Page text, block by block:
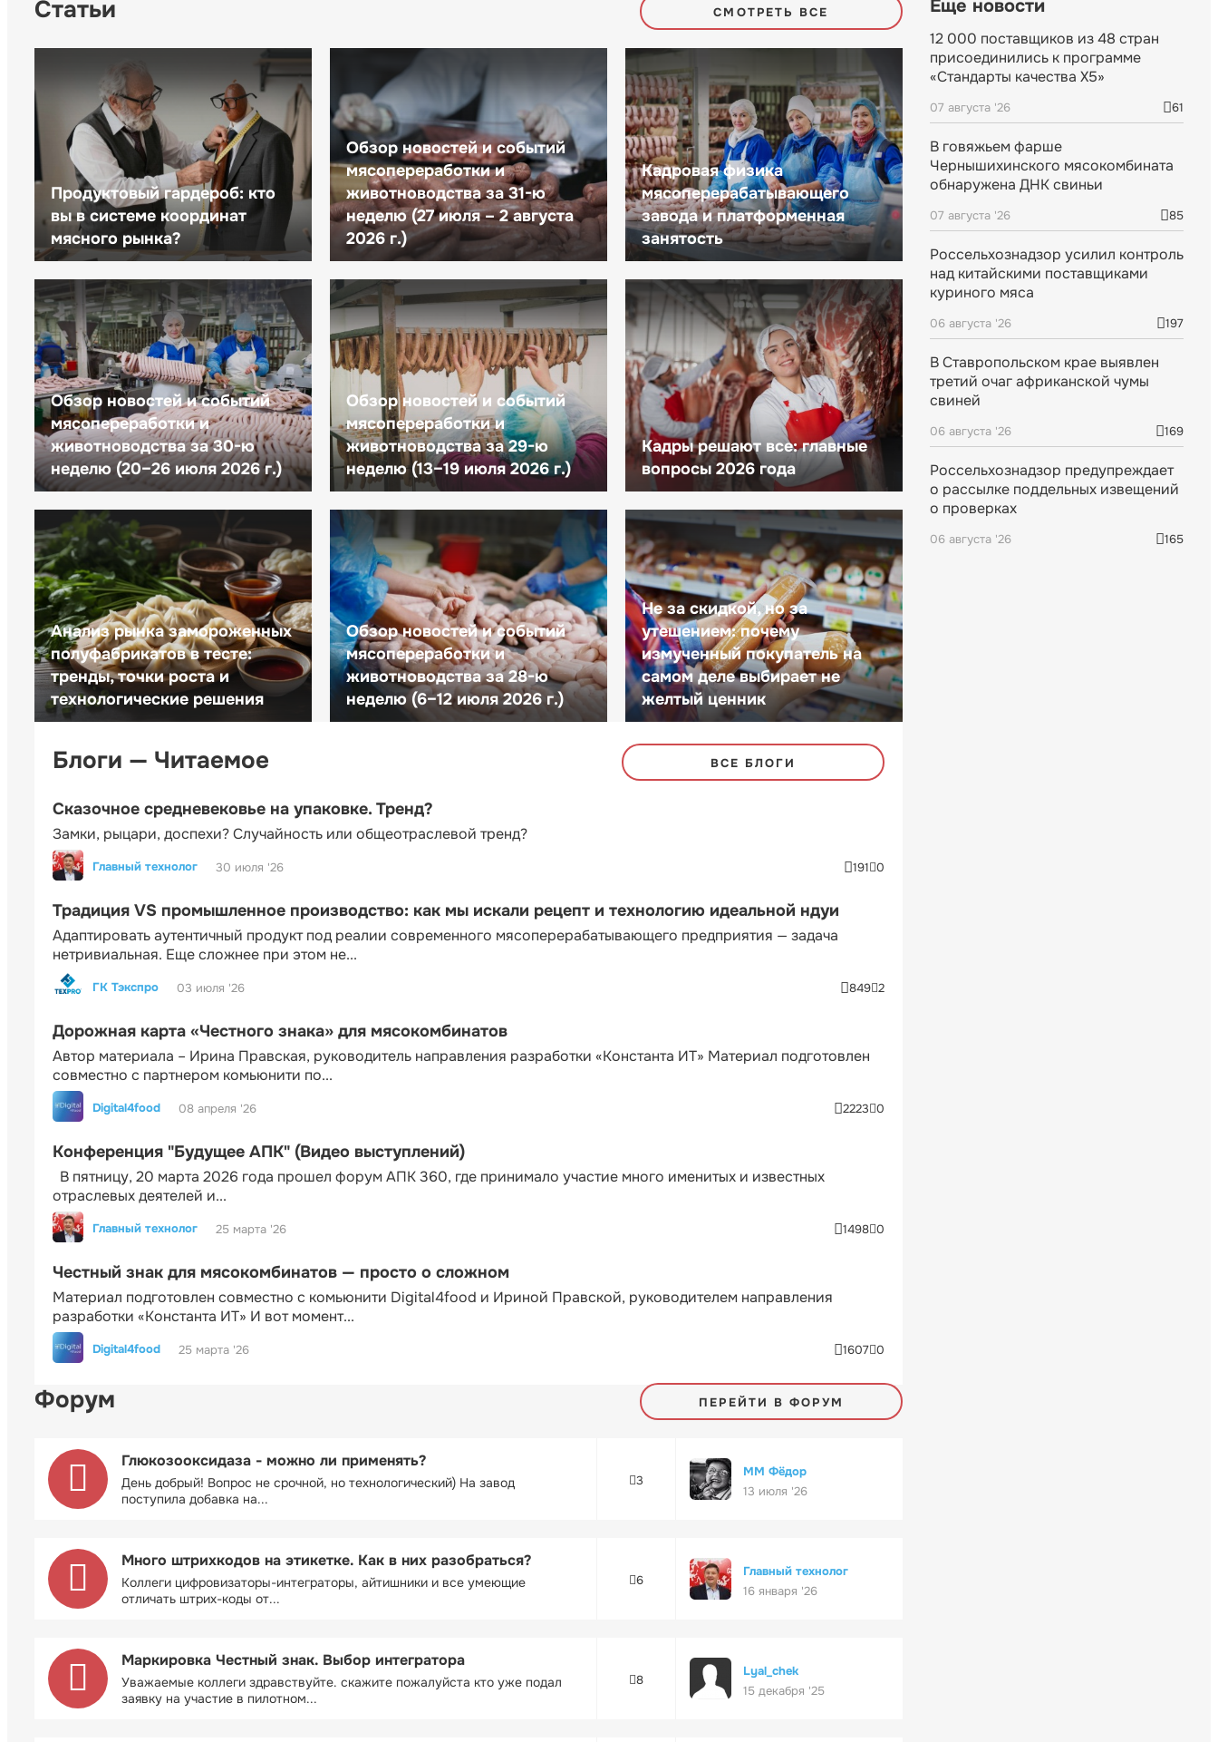
Статьи СМОТРЕТЬ ВСЕ
Продуктовый гардероб: кто
вы в системе координат
мясного рынка?
Обзор новостей и событий
мясопереработки и
животноводства за 31-ю
неделю (27 июля – 2 августа
2026 г.)
Кадровая физика
мясоперерабатывающего
завода и платформенная
занятость
Обзор новостей и событий
мясопереработки и
животноводства за 30-ю
неделю (20–26 июля 2026 г.)
Обзор новостей и событий
мясопереработки и
животноводства за 29-ю
неделю (13–19 июля 2026 г.)
Кадры решают все: главные
вопросы 2026 года
Анализ рынка замороженных
полуфабрикатов в тесте:
тренды, точки роста и
технологические решения
Обзор новостей и событий
мясопереработки и
животноводства за 28-ю
неделю (6–12 июля 2026 г.)
Не за скидкой, но за
утешением: почему
измученный покупатель на
самом деле выбирает не
желтый ценник
Блоги — Читаемое ВСЕ БЛОГИ
Сказочное средневековье на упаковке. Тренд?
Замки, рыцари, доспехи? Случайность или общеотраслевой тренд?
Главный технолог 30 июля '26 191 0
Традиция VS промышленное производство: как мы искали рецепт и технологию идеальной ндуи
Адаптировать аутентичный продукт под реалии современного мясоперерабатывающего предприятия — задача
нетривиальная. Еще сложнее при этом не...
ГК Тэкспро 03 июля '26 849 2
Дорожная карта «Честного знака» для мясокомбинатов
Автор материала – Ирина Правская, руководитель направления разработки «Константа ИТ» Материал подготовлен
совместно с партнером комьюнити по...
Digital4food 08 апреля '26 2223 0
Конференция "Будущее АПК" (Видео выступлений)
В пятницу, 20 марта 2026 года прошел форум АПК 360, где принимало участие много именитых и известных
отраслевых деятелей и...
Главный технолог 25 марта '26 1498 0
Честный знак для мясокомбинатов — просто о сложном
Материал подготовлен совместно с комьюнити Digital4food и Ириной Правской, руководителем направления
разработки «Константа ИТ» И вот момент...
Digital4food 25 марта '26 1607 0
Форум ПЕРЕЙТИ В ФОРУМ
Глюкозооксидаза - можно ли применять?
День добрый! Вопрос не срочной, но технологический) На завод
поступила добавка на...
3
ММ Фёдор
13 июля '26
Много штрихкодов на этикетке. Как в них разобраться?
Коллеги цифровизаторы-интеграторы, айтишники и все умеющие
отличать штрих-коды от...
6
Главный технолог
16 января '26
Маркировка Честный знак. Выбор интегратора
Уважаемые коллеги здравствуйте. скажите пожалуйста кто уже подал
заявку на участие в пилотном...
8
Lyal_chek
15 декабря '25
Еще новости
12 000 поставщиков из 48 стран
присоединились к программе
«Стандарты качества X5»
07 августа '26 61
В говяжьем фарше
Чернышихинского мясокомбината
обнаружена ДНК свиньи
07 августа '26 85
Россельхознадзор усилил контроль
над китайскими поставщиками
куриного мяса
06 августа '26 197
В Ставропольском крае выявлен
третий очаг африканской чумы
свиней
06 августа '26 169
Россельхознадзор предупреждает
о рассылке поддельных извещений
о проверках
06 августа '26 165